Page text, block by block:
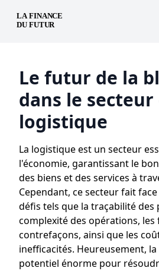
Le futur de la
dans le secteur
logistique
La logistique est un secteur
l'économie, garantissant le
des biens et des services à
Cependant, ce secteur fait
défis tels que la traçabilité des
complexité des opérations, les
contrefaçons, ainsi que les
inefficacités. Heureusement,
potentiel énorme pour